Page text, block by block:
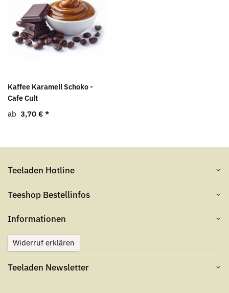
Kaffee Karamell Schoko -
Cafe Cult
ab 3,70 € *
Teeladen Hotline
Teeshop Bestellinfos
Informationen
Widerruf erklären
Teeladen Newsletter